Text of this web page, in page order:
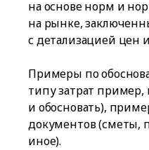
на основе норм и
на рынке,
с детализацией цен
Примеры по
типу затрат пример,
и обосновать),
документов (сметы,
иное).